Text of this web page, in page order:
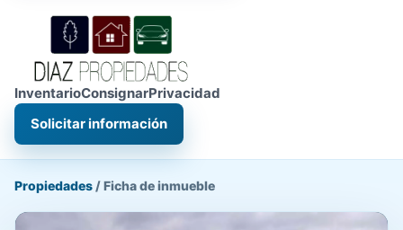
InventarioConsignarPrivacidad
Solicitar información
Propiedades /Ficha de inmueble